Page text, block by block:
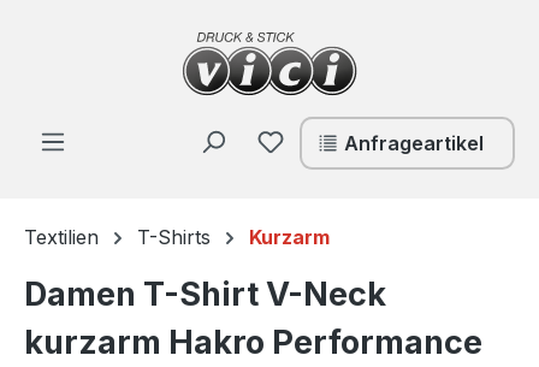
Zum Hauptinhalt springen
Du hast 0 Produkte auf
Anfrageartikel
Textilien T-Shirts Kurzarm
Damen T-Shirt V-Neck
kurzarm Hakro Performance